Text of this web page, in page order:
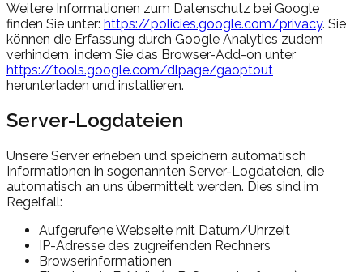
Weitere Informationen zum Datenschutz bei Google
finden Sie unter: https://policies.google.com/privacy. Sie
können die Erfassung durch Google Analytics zudem
verhindern, indem Sie das Browser-Add-on unter
https://tools.google.com/dlpage/gaoptout
herunterladen und installieren.
Server-Logdateien
Unsere Server erheben und speichern automatisch
Informationen in sogenannten Server-Logdateien, die
automatisch an uns übermittelt werden. Dies sind im
Regelfall:
Aufgerufene Webseite mit Datum/Uhrzeit
IP-Adresse des zugreifenden Rechners
Browserinformationen